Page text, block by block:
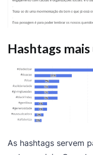
Hashtags
As hashtags servem